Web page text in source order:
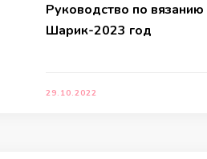
Руководство по
Шарик-2023 год
29.10.2022